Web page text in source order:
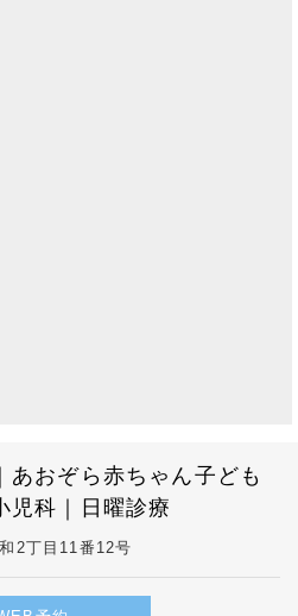
あおぞら赤ちゃん子ども
児科｜日曜診療
2丁目11番12号